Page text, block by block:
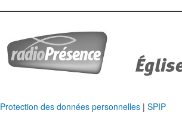
Protection des données personnelles | SPIP